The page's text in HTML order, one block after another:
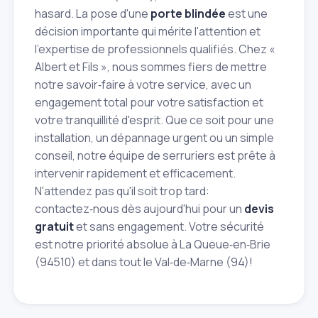
hasard. La pose d'une porte blindéeest une
décision importante qui mérite l'attention et
l'expertise de professionnels qualifiés. Chez «
Albert et Fils », nous sommes fiers de mettre
notre savoir‑faire à votre service, avec un
engagement total pour votre satisfaction et
votre tranquillité d'esprit. Que ce soit pour une
installation, un dépannage urgent ou un simple
conseil, notre équipe de serruriers est prête à
intervenir rapidement et efficacement.
N'attendez pas qu'il soit trop tard:
contactez‑nous dès aujourd'hui pour un devis
gratuitet sans engagement. Votre sécurité
est notre priorité absolue à La Queue‑en‑Brie
(94510) et dans tout le Val‑de‑Marne (94)!